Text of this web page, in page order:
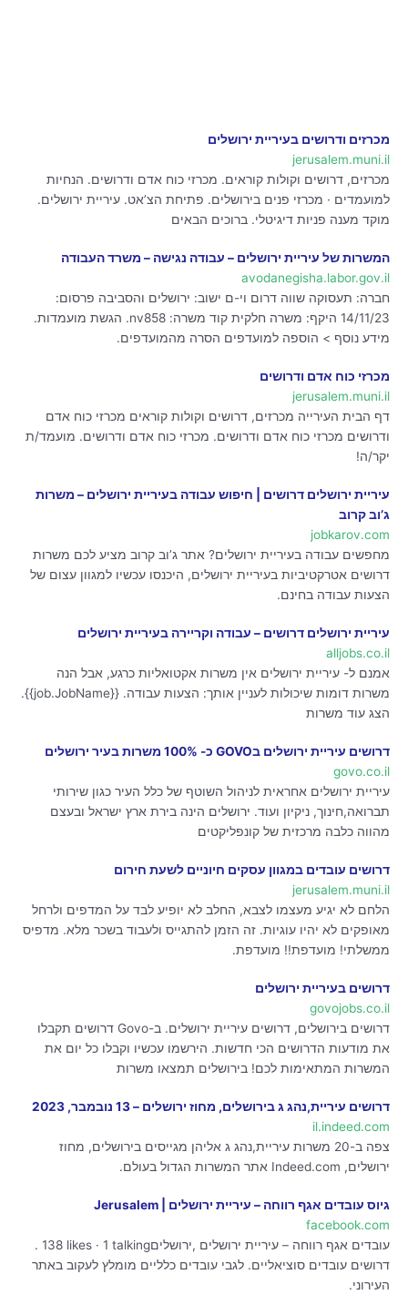
מכרזים ודרושים בעיריית ירושלים
jerusalem.muni.il
מכרזים, דרושים וקולות קוראים. מכרזי כוח אדם ודרושים. הנחיות
למועמדים · מכרזי פנים בירושלים. פתיחת הצ’אט. עיריית ירושלים.
מוקד מענה פניות דיגיטלי. ברוכים הבאים
המשרות של עיריית ירושלים – עבודה נגישה – משרד העבודה
avodanegisha.labor.gov.il
חברה: תעסוקה שווה דרום וי-ם ישוב: ירושלים והסביבה פרסום:
14/11/23 היקף: משרה חלקית קוד משרה: nv858. הגשת מועמדות.
מידע נוסף > הוספה למועדפים הסרה מהמועדפים.
מכרזי כוח אדם ודרושים
jerusalem.muni.il
דף הבית העירייה מכרזים, דרושים וקולות קוראים מכרזי כוח אדם
ודרושים מכרזי כוח אדם ודרושים. מכרזי כוח אדם ודרושים. מועמד/ת
יקר/ה!
עיריית ירושלים דרושים | חיפוש עבודה בעיריית ירושלים – משרות
ג’וב קרוב
jobkarov.com
מחפשים עבודה בעיריית ירושלים? אתר ג’וב קרוב מציע לכם משרות
דרושים אטרקטיביות בעיריית ירושלים, היכנסו עכשיו למגוון עצום של
הצעות עבודה בחינם.
עיריית ירושלים דרושים – עבודה וקריירה בעיריית ירושלים
alljobs.co.il
אמנם ל- עיריית ירושלים אין משרות אקטואליות כרגע, אבל הנה
משרות דומות שיכולות לעניין אותך: הצעות עבודה. {{job.JobName}}.
הצג עוד משרות
דרושים עיריית ירושלים בGOVO כ- 100% משרות בעיר ירושלים
govo.co.il
עיריית ירושלים אחראית לניהול השוטף של כלל העיר כגון שירותי
תברואה,חינוך, ניקיון ועוד. ירושלים הינה בירת ארץ ישראל ובעצם
מהווה כלבה מרכזית של קונפליקטים
דרושים עובדים במגוון עסקים חיוניים לשעת חירום
jerusalem.muni.il
הלחם לא יגיע מעצמו לצבא, החלב לא יופיע לבד על המדפים ולרחל
מאופקים לא יהיו עוגיות. זה הזמן להתגייס ולעבוד בשכר מלא. מדפיס
ממשלתי! מועדפת!! מועדפת.
דרושים בעיריית ירושלים
govojobs.co.il
דרושים בירושלים, דרושים עיריית ירושלים. ב-Govo דרושים תקבלו
את מודעות הדרושים הכי חדשות. הירשמו עכשיו וקבלו כל יום את
המשרות המתאימות לכם! בירושלים תמצאו משרות
דרושים עיריית,נהג ג בירושלים, מחוז ירושלים – 13 נובמבר, 2023
il.indeed.com
צפה ב-20 משרות עיריית,נהג ג אליהן מגייסים בירושלים, מחוז
ירושלים‏, ‏Indeed.com אתר המשרות הגדול בעולם.
גיוס עובדים אגף רווחה – עיריית ירושלים | Jerusalem
facebook.com
עובדים אגף רווחה – עיריית ירושלים‎, ‎ירושלים‎. 138 likes · 1 talking
דרושים עובדים סוציאליים. לגבי עובדים כלליים מומלץ לעקוב באתר
העירוני.